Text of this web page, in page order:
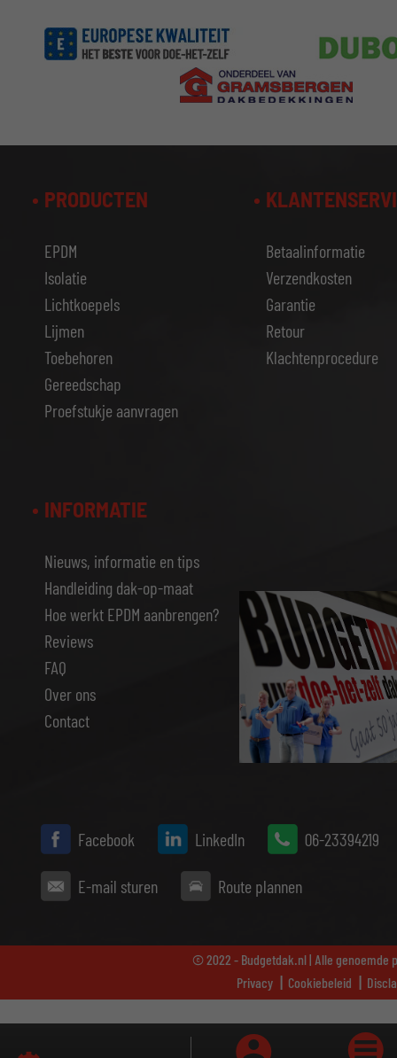
PRODUCTEN
EPDM
Isolatie
Lichtkoepels
Lijmen
Toebehoren
Gereedschap
Proefstukje aanvragen
Betaalinformatie
Verzendkosten
Garantie
Retour
Klachtenprocedure
INFORMATIE
Nieuws, informatie en tips
Handleiding dak-op-maat
Hoe werkt EPDM aanbrengen?
Reviews
FAQ
Over ons
Contact
Facebook LinkedIn 06-23394219
E-mail sturen Route plannen
© 2022 - Budgetdak.nl | Alle genoemde
Privacy
Cookiebeleid